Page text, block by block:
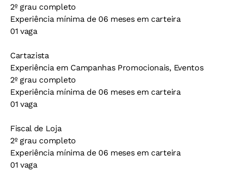
2º grau completo
Experiência mínima de 06 meses em carteira
01 vaga
Cartazista
Experiência em Campanhas Promocionais, Eventos
2º grau completo
Experiência mínima de 06 meses em carteira
01 vaga
Fiscal de Loja
2º grau completo
Experiência mínima de 06 meses em carteira
01 vaga